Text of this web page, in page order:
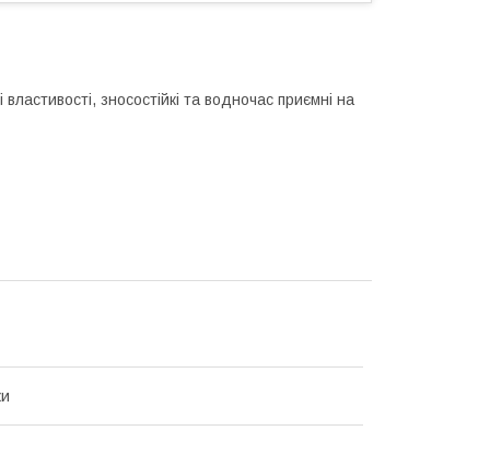
зносостійкі та водночас приємні на